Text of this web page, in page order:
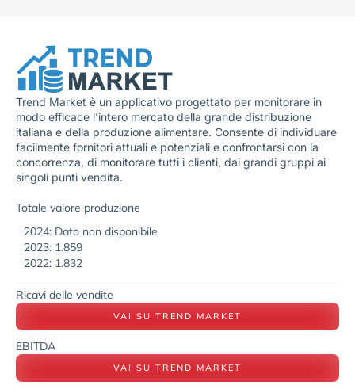
Trend Market è un applicativo progettato per monitorare in
modo efficace l’intero mercato della grande distribuzione
italiana e della produzione alimentare. Consente di individuare
facilmente fornitori attuali e potenziali e confrontarsi con la
concorrenza, di monitorare tutti i clienti, dai grandi gruppi ai
singoli punti vendita.
Totale valore produzione
2024: Dato non disponibile
2023: 1.859
2022: 1.832
Ricavi delle vendite
VAI SU TREND MARKET
EBITDA
VAI SU TREND MARKET